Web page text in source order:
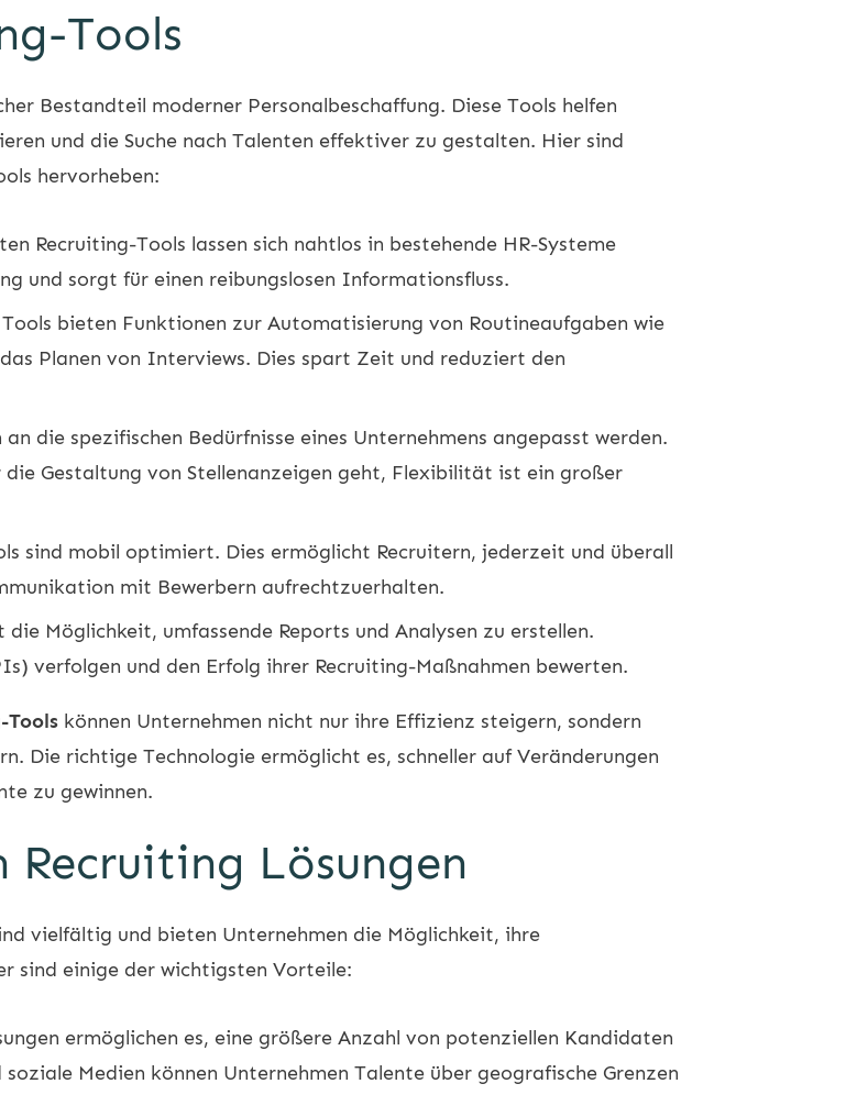
Tools
Bestandteil moderner Personalbeschaffung. Diese Tools helfen
und die Suche nach Talenten effektiver zu gestalten. Hier sind
hervorheben:
Recruiting-Tools lassen sich nahtlos in bestehende HR-Systeme
und sorgt für einen reibungslosen Informationsfluss.
bieten Funktionen zur Automatisierung von Routineaufgaben wie
Planen von Interviews. Dies spart Zeit und reduziert den
die spezifischen Bedürfnisse eines Unternehmens angepasst werden.
die Gestaltung von Stellenanzeigen geht, Flexibilität ist ein großer
sind mobil optimiert. Dies ermöglicht Recruitern, jederzeit und überall
mit Bewerbern aufrechtzuerhalten.
Möglichkeit, umfassende Reports und Analysen zu erstellen.
verfolgen und den Erfolg ihrer Recruiting-Maßnahmen bewerten.
Tools können Unternehmen nicht nur ihre Effizienz steigern, sondern
Die richtige Technologie ermöglicht es, schneller auf Veränderungen
zu gewinnen.
Lösungen
vielfältig und bieten Unternehmen die Möglichkeit, ihre
sind einige der wichtigsten Vorteile:
ermöglichen es, eine größere Anzahl von potenziellen Kandidaten
Medien können Unternehmen Talente über geografische Grenzen